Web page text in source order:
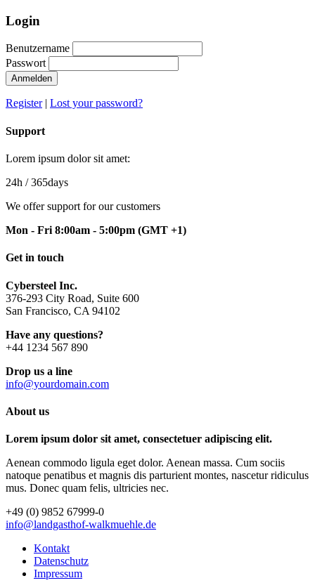
Login
Benutzername
Passwort
Anmelden
Register| Lost your password?
Support
Lorem ipsum dolor sit amet:
24h / 365days
We offer support for our customers
Mon - Fri 8:00am - 5:00pm (GMT +1)
Get in touch
Cybersteel Inc.
376-293 City Road, Suite 600
San Francisco, CA 94102
Have any questions?
+44 1234 567 890
Drop us a line
info@yourdomain.com
About us
Lorem ipsum dolor sit amet, consectetuer adipiscing elit.
Aenean commodo ligula eget dolor. Aenean massa. Cum sociis
natoque penatibus et magnis dis parturient montes, nascetur ridiculus
mus. Donec quam felis, ultricies nec.
+49 (0) 9852 67999-0
info@landgasthof-walkmuehle.de
Kontakt
Datenschutz
Impressum